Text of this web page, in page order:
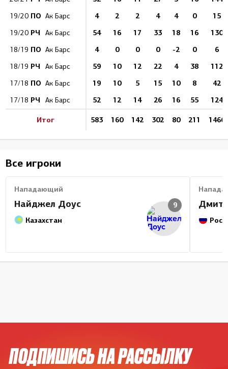
19/20 ПО Ак Барс 4 2 2 4 4 0 15
19/20 РЧ Ак Барс 54 16 17 33 18 16 130
18/19 ПО Ак Барс 4 0 0 0 -2 0 6
18/19 РЧ Ак Барс 59 10 12 22 4 38 112
17/18 ПО Ак Барс 19 10 5 15 10 8 42
17/18 РЧ Ак Барс 52 12 14 26 16 55 124
Итог 583 160 142 302 80 211 1466
Все игроки
Нападающий
Найджел Доус
Казахстан
9
ПОДПИШИСЬ НА РАССЫЛКУ